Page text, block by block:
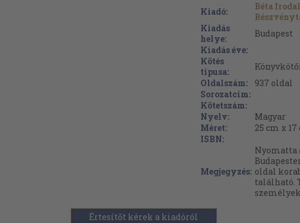
Kiadó:
Béta
Kiadás
helye:
Budapest
Kiadás éve:
Kötés
típusa:
Oldalszám:
937 oldal
Sorozatcím:
Kötetszám:
Nyelv:
Magyar
Méret:
25 cm x 17
ISBN:
Megjegyzés:
Nyomatta
oldal
található.
Értesítőt kérek a kiadóról